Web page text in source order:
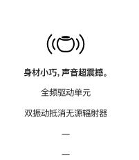
身材小巧，声音超震撼。
全频驱动单元
双振动抵消无源辐射器
—
—